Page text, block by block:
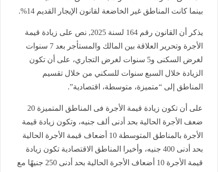
بينما كانت المناطق غير الخاضعة لقانون الإيجار القديم 14%.
يذكر أن القانون رقم 164 لسنة 2025, نص على زيادة قيمة
الأجرة وتحرير العلاقة بين المالك والمستأجر بعد 7 سنوات
لغرض السكنى و5 سنوات لغرض التجاري، على أن تكون
الزيادة خلال السبع سنوات للسكني من خلال تقسيم
المناطق إلى “متميزة، متوسطة، اقتصادية”.
على أن تكون زيادة قيمة الأجرة فى المناطق المتميزة 20
ضعف الأجرة الحالية بحد أدنى ألف جنيه، وتكون زيادة قيمة
الأجرة بالمناطق المتوسطة 10 أضعاف قيمة الأجرة الحالية
بحد أدنى 400 جنيه، وأخيرا المناطق الاقتصادية تكون زيادة
قيمة الأجرة 10 أضعاف الأجرة الحالية بحد أدنى 250 جنيهًا مع